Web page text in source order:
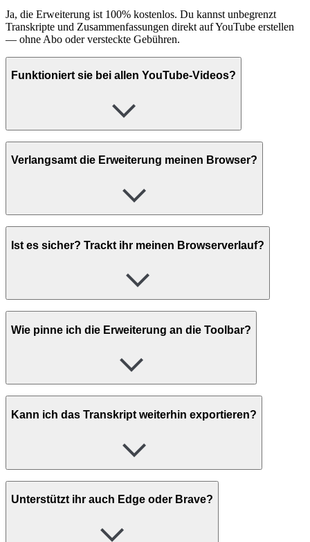
Ja, die Erweiterung ist 100% kostenlos. Du kannst unbegrenzt
Transkripte und Zusammenfassungen direkt auf YouTube erstellen
— ohne Abo oder versteckte Gebühren.
Funktioniert sie bei allen YouTube-Videos?
Verlangsamt die Erweiterung meinen Browser?
Ist es sicher? Trackt ihr meinen Browserverlauf?
Wie pinne ich die Erweiterung an die Toolbar?
Kann ich das Transkript weiterhin exportieren?
Unterstützt ihr auch Edge oder Brave?